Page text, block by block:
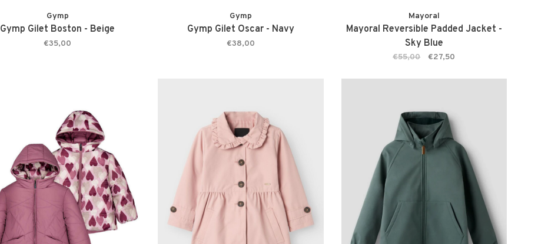
Gymp
Gymp Gilet Boston - Beige
€35,00
Gymp
Gymp Gilet Oscar - Navy
€38,00
Mayoral
Mayoral Reversible Padded Jacket -
Sky Blue
€55,00 €27,50